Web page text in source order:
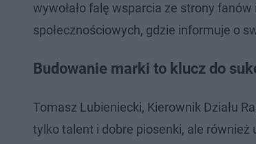
wywołało falę wsparcia ze strony
społecznościowych, gdzie informuje o
Budowanie marki to klucz do
Tomasz Lubieniecki, Kierownik Działu
tylko talent i dobre piosenki, ale